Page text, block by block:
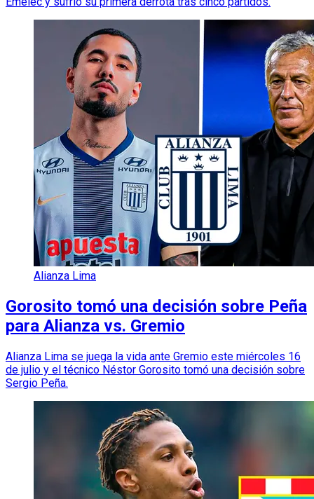
Alianza Lima
Gorosito tomó una decisión sobre Peña
para Alianza vs. Gremio
Alianza Lima se juega la vida ante Gremio este miércoles 16
de julio y el técnico Néstor Gorosito tomó una decisión sobre
Sergio Peña.